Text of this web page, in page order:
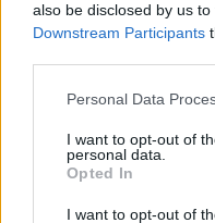
also be disclosed by us
Downstream Participants
Personal Data
I want to opt-out of
personal data.
Opted In
I want to opt-out of